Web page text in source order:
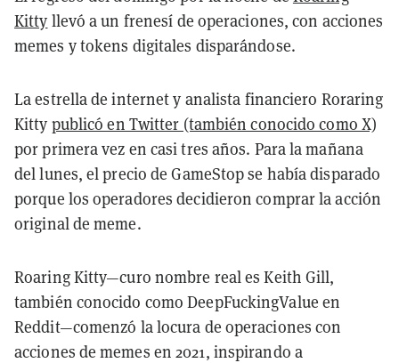
Kitty llevó a un frenesí de operaciones, con acciones
memes y tokens digitales disparándose.
La estrella de internet y analista financiero Roraring
Kitty publicó en Twitter (también conocido como X)
por primera vez en casi tres años. Para la mañana
del lunes, el precio de GameStop se había disparado
porque los operadores decidieron comprar la acción
original de meme.
Roaring Kitty—curo nombre real es Keith Gill,
también conocido como DeepFuckingValue en
Reddit—comenzó la locura de operaciones con
acciones de memes en 2021, inspirando a